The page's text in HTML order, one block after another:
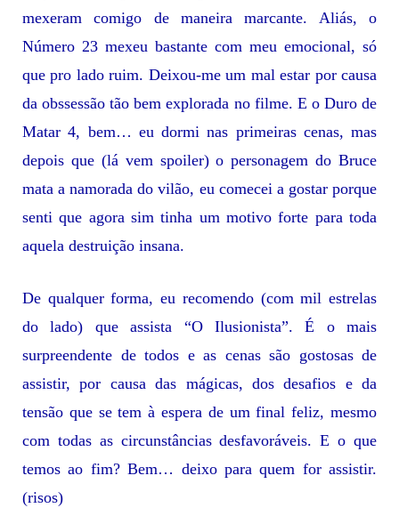
mexeram comigo de maneira marcante. Aliás, o
Número 23 mexeu bastante com meu emocional, só
que pro lado ruim. Deixou-me um mal estar por causa
da obssessão tão bem explorada no filme. E o Duro de
Matar 4, bem… eu dormi nas primeiras cenas, mas
depois que (lá vem spoiler) o personagem do Bruce
mata a namorada do vilão, eu comecei a gostar porque
senti que agora sim tinha um motivo forte para toda
aquela destruição insana.
De qualquer forma, eu recomendo (com mil estrelas
do lado) que assista “O Ilusionista”. É o mais
surpreendente de todos e as cenas são gostosas de
assistir, por causa das mágicas, dos desafios e da
tensão que se tem à espera de um final feliz, mesmo
com todas as circunstâncias desfavoráveis. E o que
temos ao fim? Bem… deixo para quem for assistir.
(risos)